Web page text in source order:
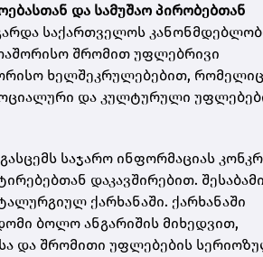
და სამუშაო პირობებთან
საქართველოს
შრომით უფლებრივი
ხელშეკრულებებით, რომელიც
და კულტურული
საჯარო ინფორმაციას
დაკავშირებით.
ქარხანაში. ქარხანაში
ბოლო ანგარიშის მიხედვით,
და შრომითი უფლებების